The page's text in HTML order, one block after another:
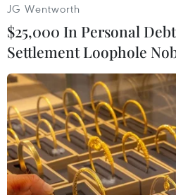
JG Wentworth
$25,000 In Personal
Settlement Loophole